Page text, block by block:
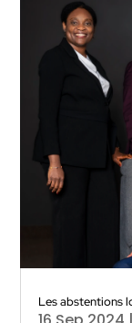
Les abstentions